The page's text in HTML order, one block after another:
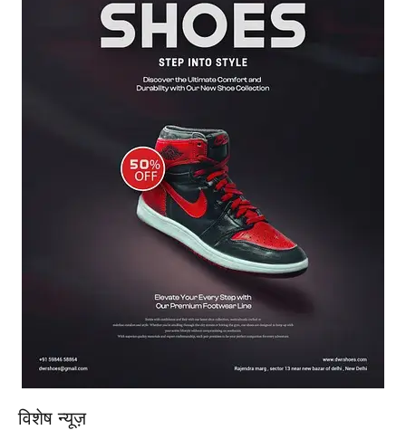
विशेष न्यूज़